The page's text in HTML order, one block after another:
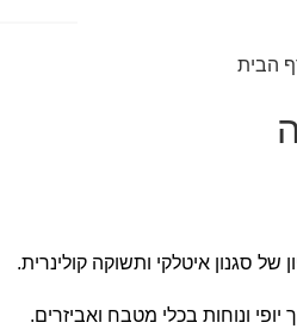
הבית
סגנון איטלקי ותשוקה קולינרית.
ונוחות בכלי מטבח ואביזרים.